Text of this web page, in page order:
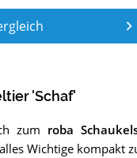
'Schaf'
zum roba
Wichtige kompakt